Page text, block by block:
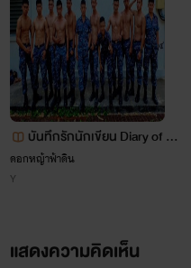
-
สิ
อ่
แ
เรื่
ห
เ
บันทึกรักนักเขียน Diary of Writ
er
ดอกหญ้าฟ้าดิน
Y
แสดงความคิดเห็น